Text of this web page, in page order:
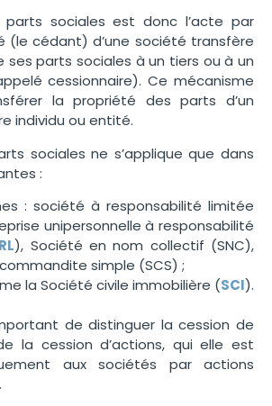
parts sociales est donc l’acte par
(le cédant) d’une société transfère
parts sociales à un tiers ou à un
cessionnaire). Ce mécanisme
la propriété des parts d’un
individu ou entité.
sociales ne s’applique que dans
:
: société à responsabilité limitée
unipersonnelle à responsabilité
), Société en nom collectif (SNC),
simple (SCS) ;
la Société civile immobilière (SCI).
de distinguer la cession de
la cession d’actions, qui elle est
aux sociétés par actions